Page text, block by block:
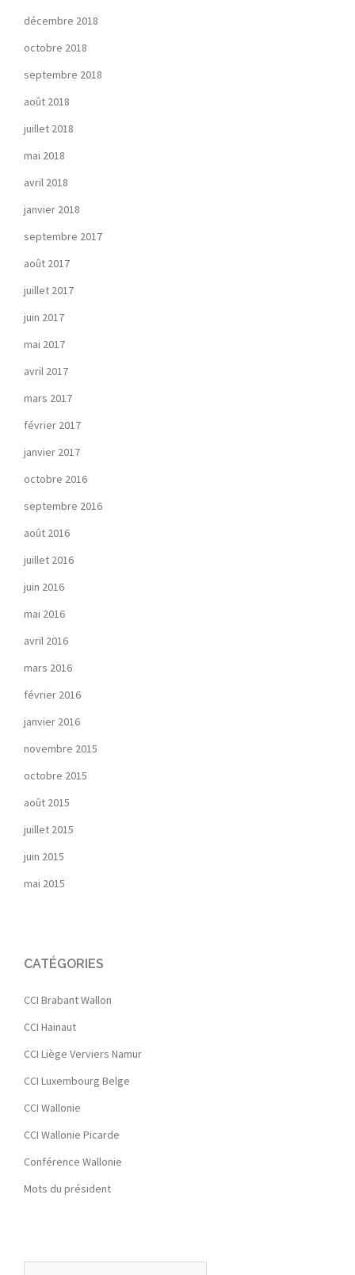
décembre 2018
octobre 2018
septembre 2018
août 2018
juillet 2018
mai 2018
avril 2018
janvier 2018
septembre 2017
août 2017
juillet 2017
juin 2017
mai 2017
avril 2017
mars 2017
février 2017
janvier 2017
octobre 2016
septembre 2016
août 2016
juillet 2016
juin 2016
mai 2016
avril 2016
mars 2016
février 2016
janvier 2016
novembre 2015
octobre 2015
août 2015
juillet 2015
juin 2015
mai 2015
CATÉGORIES
CCI Brabant Wallon
CCI Hainaut
CCI Liège Verviers Namur
CCI Luxembourg Belge
CCI Wallonie
CCI Wallonie Picarde
Conférence Wallonie
Mots du président